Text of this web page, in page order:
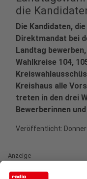
die
Die Kandidaten,
Direktmandat bei
Landtag
Wahlkreise 104,
Kreishaus alle
treten in den drei
Bewerberinnen
Veröffentlicht:
Anzeige